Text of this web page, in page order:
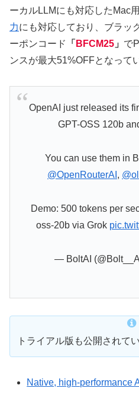
ーカルLLMにも対応したMac
力にも対応しており、ブラッ
ーポンコード
「 BFCM25 」 で
ンスが最大51%OFFとなって
OpenAI just released its
GPT-OSS 120b
You can use them in
@OpenRouterAI ,
Demo: 500 tokens per
oss-20b via Grok
— BoltAI
トライアル版も公開されてい
Native, high-performance